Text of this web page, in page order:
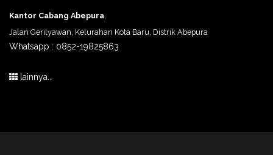
Kantor Cabang Abepura
Jalan Gerilyawan, Kelurahan Kota Baru, Distrik Abepura
Whatsapp : 0852-19825863
lainnya..